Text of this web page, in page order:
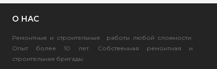
О НАС
Ремонтные и строительные работы любой сложности.
Опыт более 10 лет. Собственная ремонтная и
строительная бригады.